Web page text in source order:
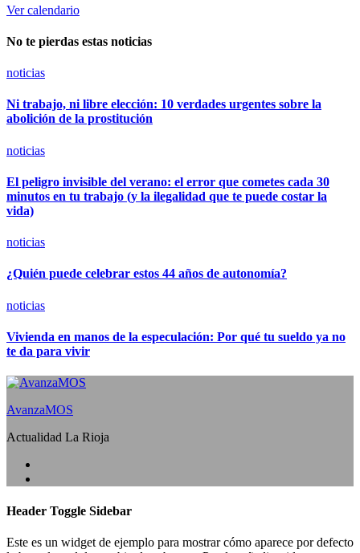
Ver calendario
No te pierdas estas noticias
noticias
Ni trabajo, ni libre elección: 10 verdades urgentes sobre la
abolición de la prostitución
noticias
El peligro invisible del verano: el error que cometes cada 30
minutos en tu trabajo (y la ilegalidad que te puede costar la
vida)
noticias
¿Quién puede celebrar estos 44 años de autonomía?
noticias
Vivienda en manos de la especulación: Por qué tu sueldo ya no
te da para vivir
AvanzaMOS
Actualidad La Rioja
Header Toggle Sidebar
Este es un widget de ejemplo para mostrar cómo aparece por defecto